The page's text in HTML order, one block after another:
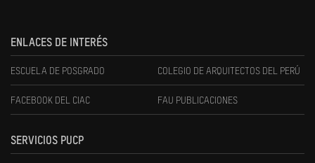
ENLACES DE INTERÉS
ESCUELA DE POSGRADO COLEGIO DE ARQUITECTOS DEL PERÚ
FACEBOOK DEL CIAC FAU PUBLICACIONES
SERVICIOS PUCP